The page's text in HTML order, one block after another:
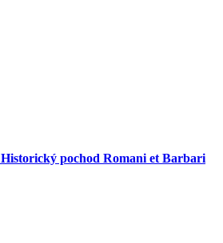
Historický pochod Romani et Barbari